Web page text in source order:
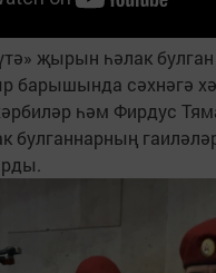
җырын һәлак булган
сәхнәгә
һәм Фирдус
булганнарның